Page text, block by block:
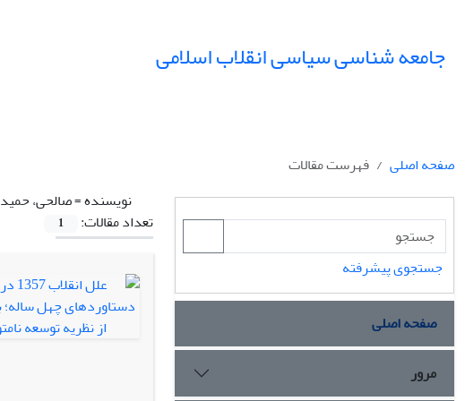
جامعه شناسی سیاسی انقلاب اسلامی
صفحه اصلی
فهرست مقالات
نویسنده =صالحی، حمید
تعداد مقالات:
1
جستجوی پیشرفته
صفحه اصلی
مرور